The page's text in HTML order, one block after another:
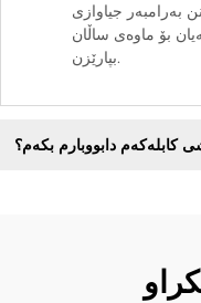
بەرامبەر جیاوازی
بۆ ماوەی ساڵان
بپارێزن.
کابلەکەم دابووبارم بکەم؟